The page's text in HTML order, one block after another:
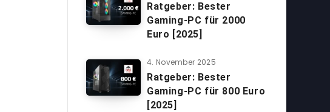
Ratgeber: Bester
Gaming-PC für 2000
Euro [2025]
4. November 2025
Ratgeber: Bester
Gaming-PC für 800 Euro
[2025]